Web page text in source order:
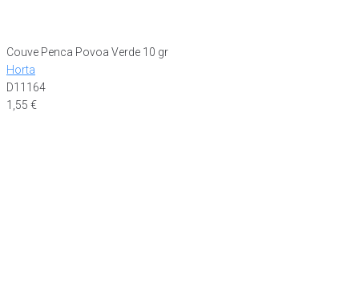
Couve Penca Povoa Verde 10 gr
Horta
D11164
1,55 €